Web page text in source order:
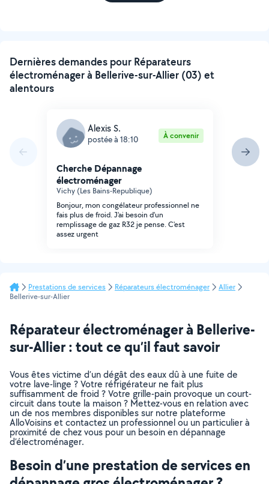
Dernières demandes pour Réparateurs
électroménager à Bellerive-sur-Allier (03) et
alentours
Alexis S.
postée à 18:10 À convenir
Cherche Dépannage
électroménager
Vichy (Les Bains-Republique)
Bonjour, mon congélateur professionnel ne
fais plus de froid. J'ai besoin d'un
remplissage de gaz R32 je pense. C'est
assez urgent
Prestations de services Réparateurs électroménager
Allier
Bellerive-sur-Allier
Réparateur électroménager à Bellerive-
sur-Allier : tout ce qu’il faut savoir
Vous êtes victime d’un dégât des eaux dû à une fuite de
votre lave-linge ? Votre réfrigérateur ne fait plus
suffisamment de froid ? Votre grille-pain provoque un court-
circuit dans toute la maison ? Mettez-vous en relation avec
un de nos membres disponibles sur notre plateforme
AlloVoisins et contactez un professionnel ou un particulier à
proximité de chez vous pour un besoin en dépannage
d’électroménager.
Besoin d’une prestation de services en